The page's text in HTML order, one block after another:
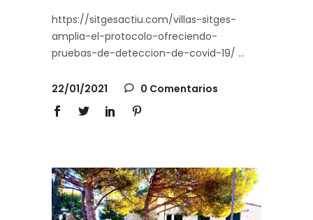
https://sitgesactiu.com/villas-sitges-
amplia-el-protocolo-ofreciendo-
pruebas-de-deteccion-de-covid-19/
22/01/2021 0 Comentarios